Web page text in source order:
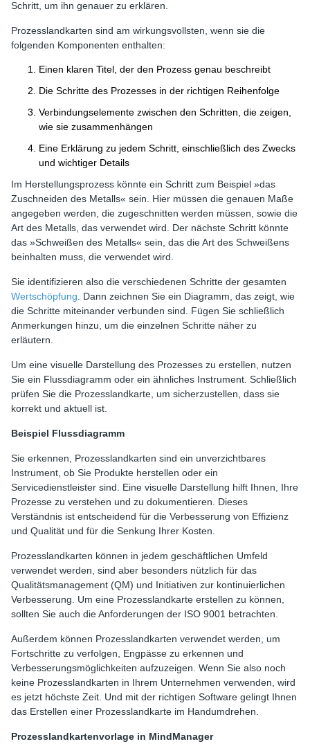
Schritt, um ihn genauer zu erklären.
Prozesslandkarten sind am wirkungsvollsten, wenn sie die
folgenden Komponenten enthalten:
Einen klaren Titel, der den Prozess genau beschreibt
Die Schritte des Prozesses in der richtigen Reihenfolge
Verbindungselemente zwischen den Schritten, die zeigen,
wie sie zusammenhängen
Eine Erklärung zu jedem Schritt, einschließlich des Zwecks
und wichtiger Details
Im Herstellungsprozess könnte ein Schritt zum Beispiel »das
Zuschneiden des Metalls« sein. Hier müssen die genauen Maße
angegeben werden, die zugeschnitten werden müssen, sowie die
Art des Metalls, das verwendet wird. Der nächste Schritt könnte
das »Schweißen des Metalls« sein, das die Art des Schweißens
beinhalten muss, die verwendet wird.
Sie identifizieren also die verschiedenen Schritte der gesamten
Wertschöpfung. Dann zeichnen Sie ein Diagramm, das zeigt, wie
die Schritte miteinander verbunden sind. Fügen Sie schließlich
Anmerkungen hinzu, um die einzelnen Schritte näher zu
erläutern.
Um eine visuelle Darstellung des Prozesses zu erstellen, nutzen
Sie ein Flussdiagramm oder ein ähnliches Instrument. Schließlich
prüfen Sie die Prozesslandkarte, um sicherzustellen, dass sie
korrekt und aktuell ist.
Beispiel Flussdiagramm
Sie erkennen, Prozesslandkarten sind ein unverzichtbares
Instrument, ob Sie Produkte herstellen oder ein
Servicedienstleister sind. Eine visuelle Darstellung hilft Ihnen, Ihre
Prozesse zu verstehen und zu dokumentieren. Dieses
Verständnis ist entscheidend für die Verbesserung von Effizienz
und Qualität und für die Senkung Ihrer Kosten.
Prozesslandkarten können in jedem geschäftlichen Umfeld
verwendet werden, sind aber besonders nützlich für das
Qualitätsmanagement (QM) und Initiativen zur kontinuierlichen
Verbesserung. Um eine Prozesslandkarte erstellen zu können,
sollten Sie auch die Anforderungen der ISO 9001 betrachten.
Außerdem können Prozesslandkarten verwendet werden, um
Fortschritte zu verfolgen, Engpässe zu erkennen und
Verbesserungsmöglichkeiten aufzuzeigen. Wenn Sie also noch
keine Prozesslandkarten in Ihrem Unternehmen verwenden, wird
es jetzt höchste Zeit. Und mit der richtigen Software gelingt Ihnen
das Erstellen einer Prozesslandkarte im Handumdrehen.
Prozesslandkartenvorlage in MindManager